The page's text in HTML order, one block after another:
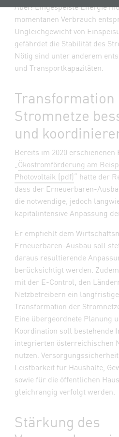
Aber: Eingespeiste Energie
momentanen Verbrauch
Ungleichgewicht von
gefährdet die Stabilität des
Nötig sind unter anderem
und Transportkapazitäten.
Transformation
Stromnetze
und
Bereits im 2020 erschienenen
„Ökostromförderung am
Photovoltaik (pdf)“ hatte der
dass der Erneuerbaren-
die notwendige, jedoch
kapitalintensive Anpassung
Er empfiehlt dem
Erneuerbaren-Ausbau soll
daraus resultierende
berücksichtigt werden.
mit der E-Control, den
Netzbetreibern ein
Transformation der
Eine übergeordnete Planung
Koordination soll bestehende
integrierten österreichischen
nutzen.
Leistbarkeit für Haushalte,
sowie für die öffentlichen
gleichrangig verfolgt werden.
Stärkung des